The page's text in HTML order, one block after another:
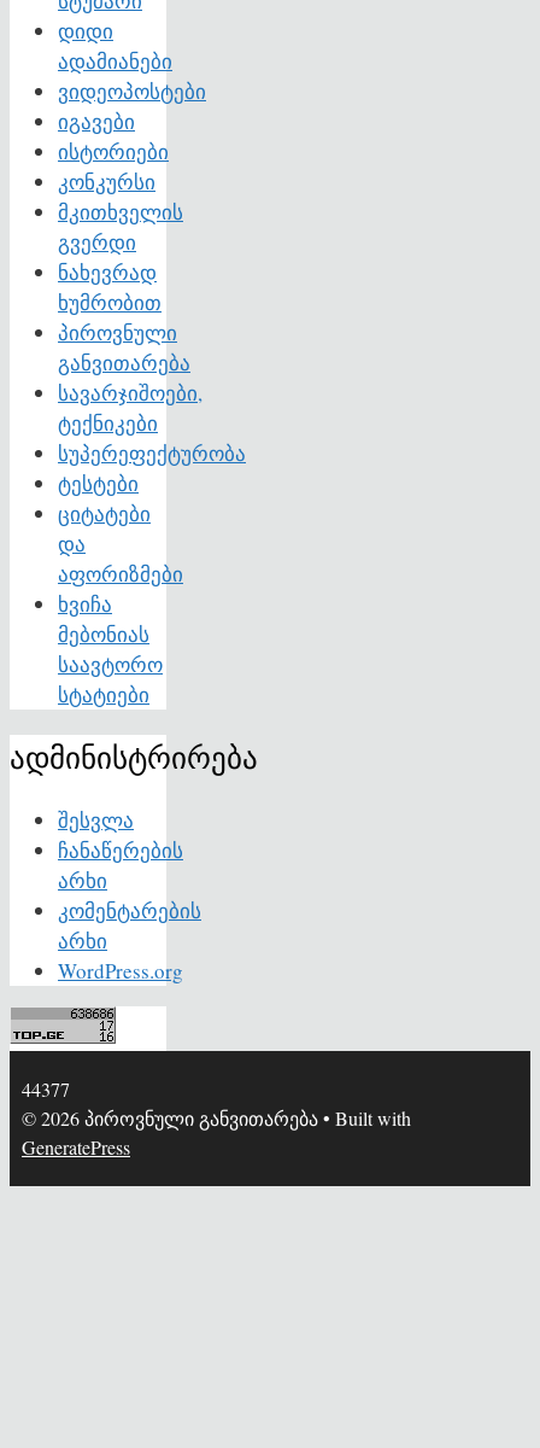
დიდი
ადამიანები
ვიდეოპოსტები
იგავები
ისტორიები
კონკურსი
მკითხველის
გვერდი
ნახევრად
ხუმრობით
პიროვნული
განვითარება
სავარჯიშოები,
ტექნიკები
სუპერეფექტურობა
ტესტები
ციტატები
და
აფორიზმები
ხვიჩა
მებონიას
საავტორო
სტატიები
ადმინისტრირება
შესვლა
ჩანაწერების
არხი
კომენტარების
არხი
WordPress.org
44377
© 2026 პიროვნული განვითარება• Built with
GeneratePress